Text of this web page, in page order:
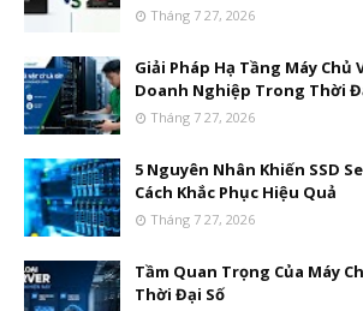
Tháng 7 27, 2026
Giải Pháp Hạ Tầng Máy Chủ
Doanh Nghiệp Trong Thời
Tháng 7 27, 2026
5 Nguyên Nhân Khiến SSD
Cách Khắc Phục Hiệu Quả
Tháng 7 27, 2026
Tầm Quan Trọng Của Máy
Thời Đại Số